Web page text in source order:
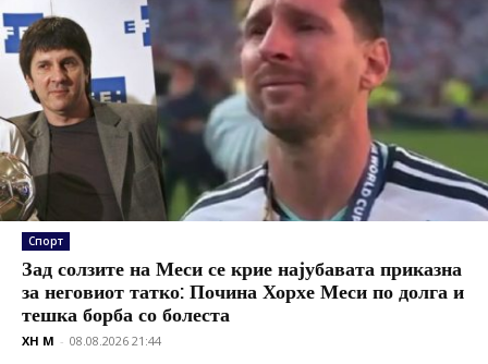
Спорт
Зад солзите на Меси се крие најубавата приказна
за неговиот татко: Почина Хорхе Меси по долга и
тешка борба со болеста
XH M - 08.08.2026 21:44